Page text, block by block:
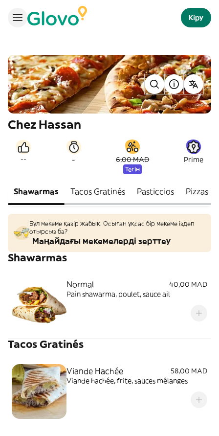
Кіру
Chez Hassan
-- - 6,00 MAD
Тегін
Prime
Shawarmas Tacos Gratinés Pasticcios Pizzas
Бұл мекеме қазір жабық. Осыған ұқсас бір мекеме іздеп
отырсыз ба?
Маңайдағы мекемелерді зерттеу
Shawarmas
Normal
40,00 MAD
Pain shawarma, poulet, sauce ail
Tacos Gratinés
Viande Hachée
58,00 MAD
Viande hachée, frite, sauces mélanges